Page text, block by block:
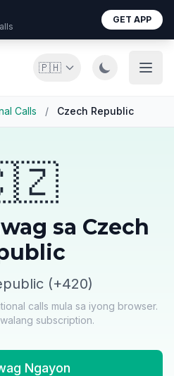
GET APP
🇵🇭
Calls / Czech Republic
sa Czech
(+420)
calls mula sa iyong browser.
subscription.
Ngayon